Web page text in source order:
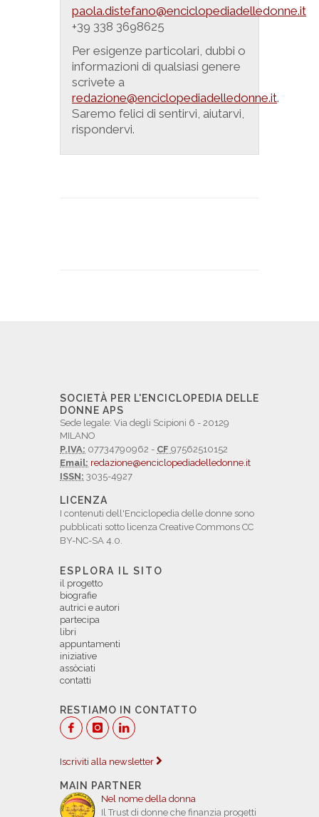
paola.distefano@enciclopediadelledonne.it
+39 338 3698625
Per esigenze particolari, dubbi o
informazioni di qualsiasi genere
scrivete a
redazione@enciclopediadelledonne.it.
Saremo felici di sentirvi, aiutarvi,
rispondervi.
SOCIETÀ PER L'ENCICLOPEDIA DELLE
DONNE APS
Sede legale: Via degli Scipioni 6 - 20129
MILANO
P.IVA: 07734790962 - CF 97562510152
Email: redazione@enciclopediadelledonne.it
ISSN: 3035-4927
LICENZA
I contenuti dell'Enciclopedia delle donne sono
pubblicati sotto licenza Creative Commons CC
BY-NC-SA 4.0.
ESPLORA IL SITO
il progetto
biografie
autrici e autori
partecipa
libri
appuntamenti
iniziative
assòciati
contatti
RESTIAMO IN CONTATTO
Iscriviti alla newsletter
MAIN PARTNER
Nel nome della donna
Il Trust di donne che finanzia progetti